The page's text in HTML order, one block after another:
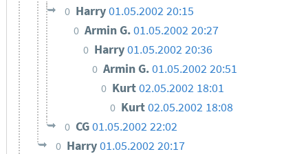
0 Harry01.05.2002 20:15
0 Armin G.01.05.2002 20:27
0 Harry01.05.2002 20:36
0 Armin G.01.05.2002 20:51
0 Kurt02.05.2002 18:01
0 Kurt02.05.2002 18:08
0 CG01.05.2002 22:02
0 Harry01.05.2002 20:17